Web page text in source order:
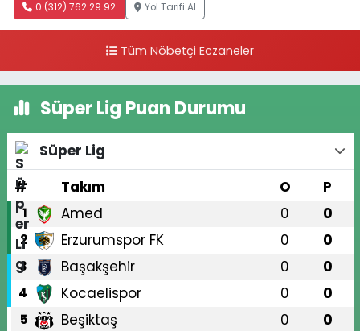
0 (312) 762 29 92 Yol Tarifi Al
Tüm Nöbetçi Eczaneler
Süper Lig Puan Durumu
Süper Lig
#
Takım O P
1 Amed 0 0
2 Erzurumspor FK 0 0
3 Başakşehir 0 0
4 Kocaelispor 0 0
5 Beşiktaş 0 0